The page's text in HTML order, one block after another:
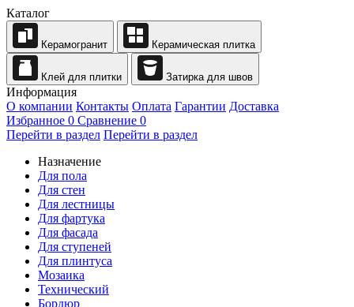
Каталог
Керамогранит Керамическая плитка
Клей для плитки Затирка для швов
Информация
О компании Контакты Оплата Гарантии Доставка
Избранное 0 Сравнение 0
Перейти в раздел Перейти в раздел
Назначение
Для пола
Для стен
Для лестницы
Для фартука
Для фасада
Для ступеней
Для плинтуса
Мозаика
Технический
Бордюр